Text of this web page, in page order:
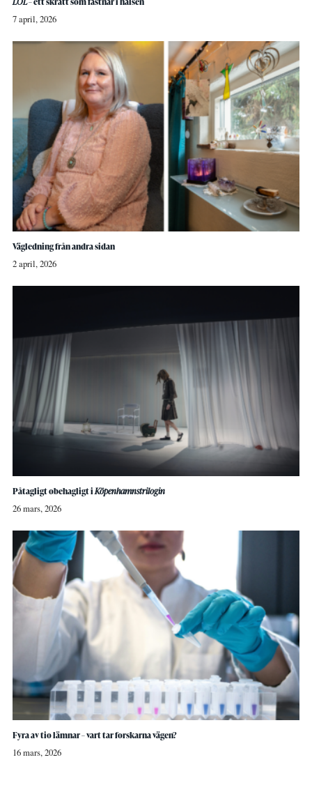
7 april, 2026
Vägledning från andra sidan
2 april, 2026
Påtagligt obehagligt iKöpenhamnstrilogin
26 mars, 2026
Fyra av tio lämnar – vart tar forskarna vägen?
16 mars, 2026